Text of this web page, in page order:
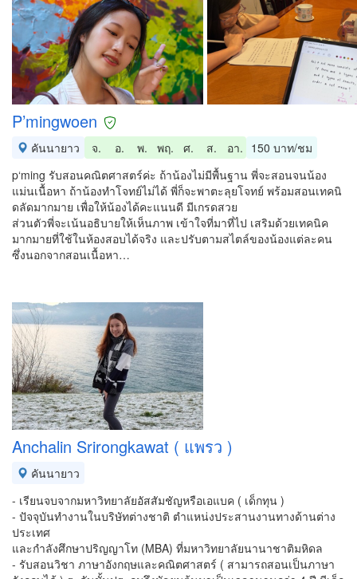
P’mingwoen
คันนายาว จ. อ. พ. พฤ. ศ. ส. อา. 150 บาท/ชม
p‘ming รับสอนคณิตศาสตร์ค่ะ ถ้าน้องไม่มีพื้นฐาน พี่จะสอนจนน้อง
แม่นเนื้อหา ถ้าน้องทำโจทย์ไม่ได้ พี่ก็จะพาตะลุยโจทย์ พร้อมสอนเทคนิ
ดลัดมากมาย เพื่อให้น้องได้คะแนนดี มีเกรดสวย
ส่วนตัวพี่จะเน้นอธิบายให้เห็นภาพ เข้าใจที่มาที่ไป เสริมด้วยเทคนิค
มากมายที่ใช้ในห้องสอบได้จริง และปรับตามสไตล์ของน้องแต่ละคน
ซึ่งนอกจากสอนเนื้อหา…
Anchalin Srirongkawat ( แพรว )
คันนายาว
- เรียนจบจากมหาวิทยาลัยอัสสัมชัญหรือเอแบค ( เด็กทุน )
- ปัจจุบันทำงานในบริษัทต่างชาติ ตำแหน่งประสานงานทางด้านต่าง
ประเทศ
และกำลังศึกษาปริญญาโท (MBA) ที่มหาวิทยาลัยนานาชาติมหิดล
- รับสอนวิชา ภาษาอังกฤษและคณิตศาสตร์ ( สามารถสอนเป็นภาษา